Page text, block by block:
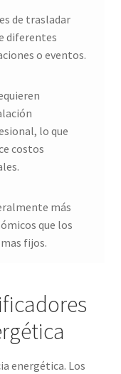
de trasladar
diferentes
o eventos.
lo que
costos
más
que los
fijos.
energética. Los